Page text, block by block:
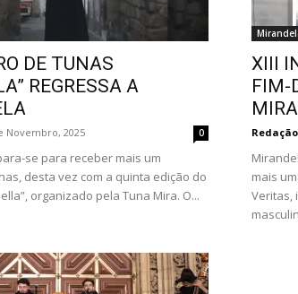
DE TUNAS
REGRESSA A
Novembro, 2025 0
se para receber mais um
desta vez com a quinta edição do
organizado pela Tuna Mira. O...
XIII
FIM-
Redação
mais
Veritas,